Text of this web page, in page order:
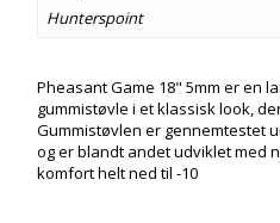
Hunterspoint
Pheasant Game 18" 5mm er en
gummistøvle i et klassisk look,
Gummistøvlen er gennemtestet
og er blandt andet udviklet med
komfort helt ned til -10